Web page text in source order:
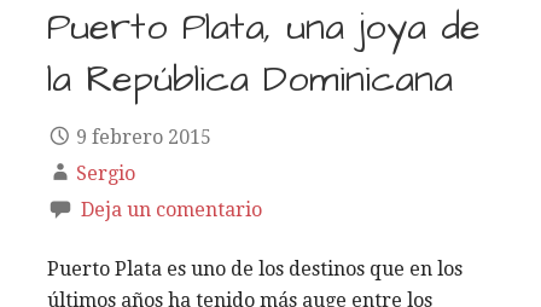
Puerto Plata, una joya de
la República Dominicana
9 febrero 2015
Sergio
Deja un comentario
Puerto Plata es uno de los destinos que en los
últimos años ha tenido más auge entre los